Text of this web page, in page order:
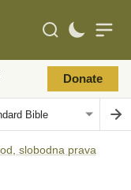
Donate
slobodna prava